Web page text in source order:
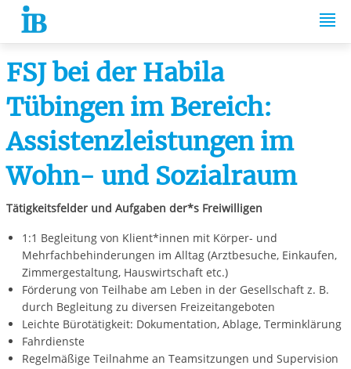
Springe zum Inhalt
FSJ bei der Habila
Tübingen im Bereich:
Assistenzleistungen im
Wohn- und Sozialraum
Tätigkeitsfelder und Aufgaben der*s Freiwilligen
1:1 Begleitung von Klient*innen mit Körper- und
Mehrfachbehinderungen im Alltag (Arztbesuche, Einkaufen,
Zimmergestaltung, Hauswirtschaft etc.)
Förderung von Teilhabe am Leben in der Gesellschaft z. B.
durch Begleitung zu diversen Freizeitangeboten
Leichte Bürotätigkeit: Dokumentation, Ablage, Terminklärung
Fahrdienste
Regelmäßige Teilnahme an Teamsitzungen und Supervision